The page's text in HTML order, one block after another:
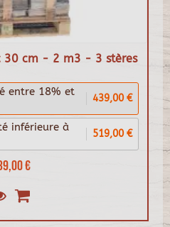
30 cm - 2 m3 - 3 stères
€
entre 18% et
439,00 €
inférieure à
519,00 €